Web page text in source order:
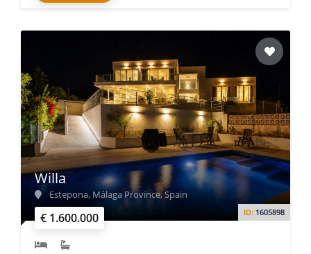
€ 1.600.000 ID: 1605898
Willa
Estepona, Málaga Province, Spain